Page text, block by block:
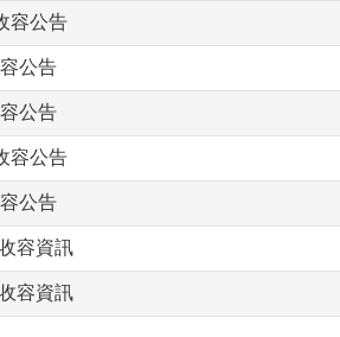
容公告
公告
公告
容公告
公告
容資訊
容資訊